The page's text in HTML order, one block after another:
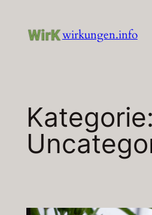
Inhalt
wirkungen.info
Kategorie: